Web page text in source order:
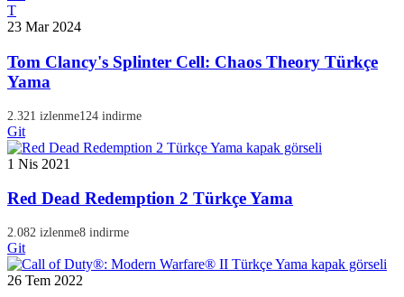
T
23 Mar 2024
Tom Clancy's Splinter Cell: Chaos Theory Türkçe
Yama
2.321 izlenme124 indirme
Git
1 Nis 2021
Red Dead Redemption 2 Türkçe Yama
2.082 izlenme8 indirme
Git
26 Tem 2022